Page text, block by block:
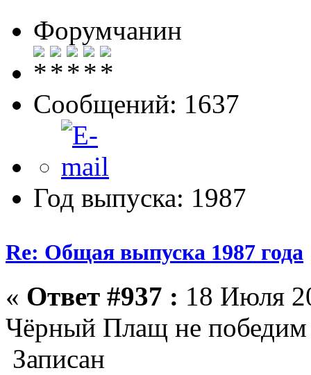
Форумчанин
Сообщений: 1637
Год выпуска: 1987
Re: Общая выпуска 1987 года
« Ответ #937 : 18 Июля
Чёрный Плащ не
Записан